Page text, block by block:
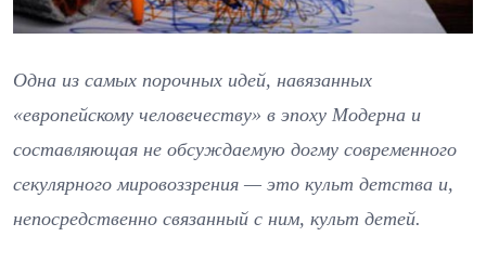
Одна из самых порочных идей, навязанных
«европейскому человечеству» в эпоху Модерна и
составляющая не обсуждаемую догму современного
секулярного мировоззрения — это культ детства и,
непосредственно связанный с ним, культ детей.